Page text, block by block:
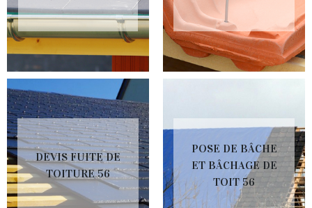
DEVIS FUITE DE
TOITURE 56
POSE DE BÂCHE
ET BÂCHAGE DE
TOIT 56